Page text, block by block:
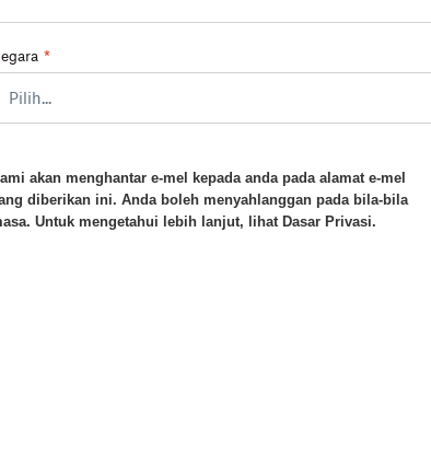
*
akan menghantar e-mel kepada anda pada alamat e-mel
diberikan ini. Anda boleh menyahlanggan pada bila-bila
Untuk mengetahui lebih lanjut, lihat Dasar Privasi.